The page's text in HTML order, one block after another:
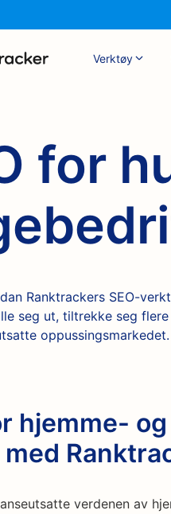
Verktøy
for
Ranktrackers SEO-
seg ut, tiltrekke seg
oppussingsmarkedet.
hjemme-
verdenen av